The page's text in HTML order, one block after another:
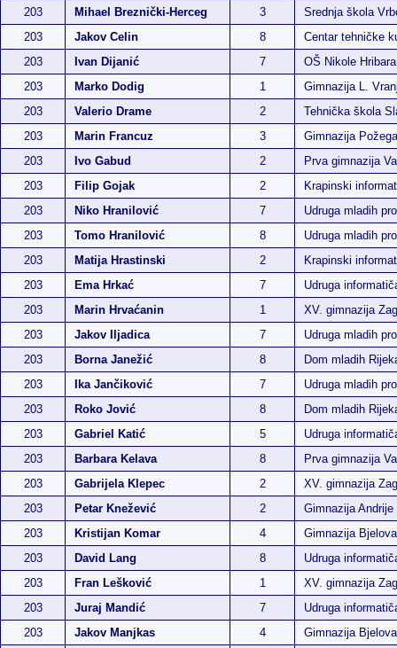
203
Mihael Breznički-Herceg 3
Srednja škola
203
Jakov Celin 8
Centar tehničke
203
Ivan Dijanić 7
OŠ Nikole
203
Marko Dodig 1
Gimnazija L.
203
Valerio Drame 2
Tehnička škola
203
Marin Francuz 3
Gimnazija Požega
203
Ivo Gabud 2
Prva gimnazija
203
Filip Gojak 2
Krapinski
203
Niko Hranilović 7
Udruga mladih
203
Tomo Hranilović 8
Udruga mladih
203
Matija Hrastinski 2
Krapinski
203
Ema Hrkać 7
Udruga
203
Marin Hrvaćanin 1
XV. gimnazija
203
Jakov Iljadica 7
Udruga mladih
203
Borna Janežić 8
Dom mladih
203
Ika Jančiković 7
Udruga mladih
203
Roko Jović 8
Dom mladih
203
Gabriel Katić 5
Udruga
203
Barbara Kelava 8
Prva gimnazija
203
Gabrijela Klepec 2
XV. gimnazija
203
Petar Knežević 2
Gimnazija
203
Kristijan Komar 4
Gimnazija
203
David Lang 8
Udruga
203
Fran Lešković 1
XV. gimnazija
203
Juraj Mandić 7
Udruga
203
Jakov Manjkas 4 Gimnazija